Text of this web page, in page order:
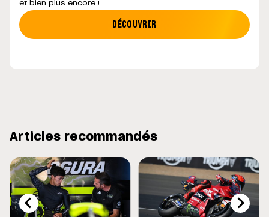
et bien plus encore !
DÉCOUVRIR
Articles recommandés